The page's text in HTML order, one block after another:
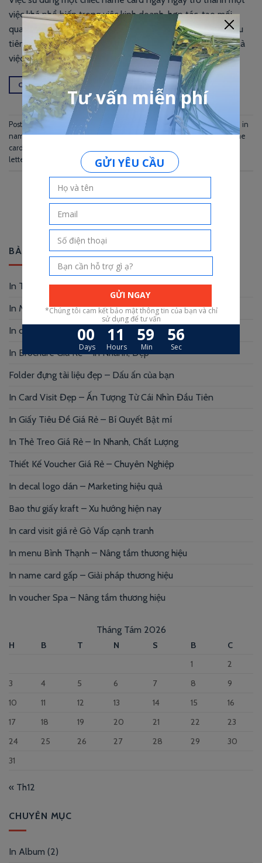
việc khá phổ biến trong việc kinh doanh, hợp tác, tạo mối
quan hệ,…. Nó được xem như một phương tiện giao tiếp đầu
tiên giữa bạn và khách hàng/đối tác. In name card bồi dày là
việc sử dụng một loại công
CONTINUE READING
Posted inIn Name Card Tagged In Name Card, in name card gia re
in
name card lấy gấp,in name card số lượng ít,in name card tphcm,name
card bồi dày
letterpress
BÀI VIẾT MỚI
In Thẻ Nhựa Tại TP HCM – chỉ trong 24h
In Menu Vải Cao Cấp – Sang Trọng, Bền
In danh thiếp giấy mỹ thuật – Chạm là sang
In Brochure Giá Rẻ – In Nhanh, Đẹp
Folder đựng tài liệu đẹp – Dấu ấn của bạn
In Card Visit Đẹp – Ấn Tượng Từ Cái Nhìn Đầu Tiên
In Giấy Tiêu Đề Giá Rẻ – Bí Quyết Bật mí
In Thẻ Treo Giá Rẻ – In Nhanh, Chất Lượng
Thiết Kế Voucher Giá Rẻ – Chuyên Nghiệp
In decal logo dán – Marketing hiệu quả
Bao thư giấy kraft – Xu hướng hiện nay
In card visit giá rẻ Gò Vấp cạnh tranh
In menu Bình Thạnh – Nâng tầm thương hiệu
In name card gấp – Giải pháp thương hiệu
In voucher Spa – Nâng tầm thương hiệu
Tháng Tám 2026
H B T N S B
C
1
2
3
4 5 6 7 8
9
10
11 12 13 14 15
16
17
18 19 20 21 22
23
24
25 26 27 28 29
30
31
« Th12
CHUYÊN MỤC
In Album (2)